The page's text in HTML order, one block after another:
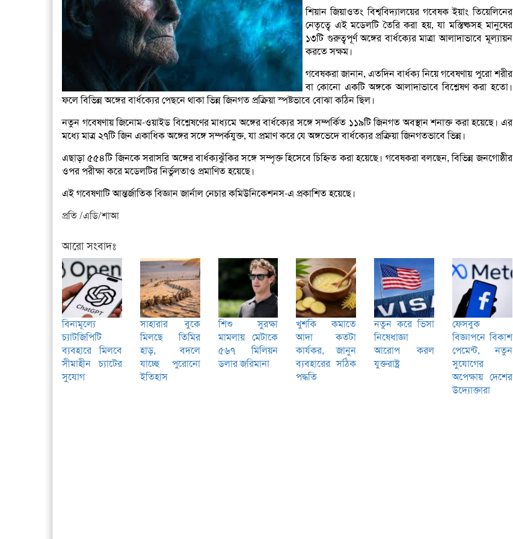
শিয়ান জিয়াওতং বিশ্ববিদ্যালয়ের গবেষক ইয়াং তিয়েলিনের
নেতৃত্বে এই মডেলটি তৈরি করা হয়, যা মস্তিষ্কসহ মানুষের
১৩টি গুরুত্বপূর্ণ অঙ্গের বার্ধক্যের মাত্রা আলাদাভাবে মূল্যায়ন
করতে সক্ষম।
গবেষকরা জানান, এতদিন বার্ধক্য নিয়ে গবেষণায় পুরো শরীর
বা কোনো একটি অঙ্গকে আলাদাভাবে বিশ্লেষণ করা হতো।
ফলে বিভিন্ন অঙ্গের বার্ধক্যের পেছনে থাকা ভিন্ন জিনগত প্রক্রিয়া স্পষ্টভাবে বোঝা কঠিন ছিল।
নতুন গবেষণায় জিনোম-ওয়াইড বিশ্লেষণের মাধ্যমে অঙ্গের বার্ধক্যের সঙ্গে সম্পর্কিত ১১৯টি জিনগত অবস্থান শনাক্ত করা হয়েছে। এর
মধ্যে মাত্র ২৭টি জিন একাধিক অঙ্গের সঙ্গে সম্পর্কযুক্ত, যা প্রমাণ করে যে অঙ্গভেদে বার্ধক্যের প্রক্রিয়া জিনগতভাবে ভিন্ন।
এছাড়া ৫৫৪টি জিনকে সরাসরি অঙ্গের বার্ধক্যঝুঁকির সঙ্গে সম্পৃক্ত হিসেবে চিহ্নিত করা হয়েছে। গবেষকরা বলছেন, বিভিন্ন জনগোষ্ঠীর
ওপর পরীক্ষা করে মডেলটির নির্ভুলতাও প্রমাণিত হয়েছে।
এই গবেষণাটি আন্তর্জাতিক বিজ্ঞান জার্নাল নেচার কমিউনিকেশনস-এ প্রকাশিত হয়েছে।
প্রতি /এডি/শাআ
আরো সংবাদঃ
বিনামূল্যে
চ্যাটজিপিটি
ব্যবহারে মিলবে
সীমাহীন চ্যাটের
সুযোগ
সাহারার বুকে
মিলছে তিমির
হাড়, বদলে
যাচ্ছে পুরোনো
ইতিহাস
শিশু সুরক্ষা
মামলায় মেটাকে
৫৬৭ মিলিয়ন
ডলার জরিমানা
খুশকি কমাতে
আদা কতটা
কার্যকর, জানুন
ব্যবহারের সঠিক
পদ্ধতি
নতুন করে ভিসা
নিষেধাজ্ঞা
আরোপ করল
যুক্তরাষ্ট্র
ফেসবুক
বিজ্ঞাপনে বিকাশ
পেমেন্ট, নতুন
সুযোগের
অপেক্ষায় দেশের
উদ্যোক্তারা